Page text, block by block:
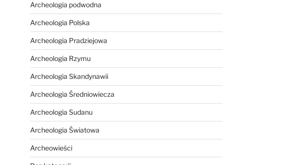
Archeologia podwodna
Archeologia Polska
Archeologia Pradziejowa
Archeologia Rzymu
Archeologia Skandynawii
Archeologia Średniowiecza
Archeologia Sudanu
Archeologia Światowa
Archeowieści